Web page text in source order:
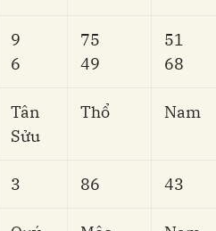
9
6
75
49
51
68
Tân
Sửu
Thổ Nam
3 86 43